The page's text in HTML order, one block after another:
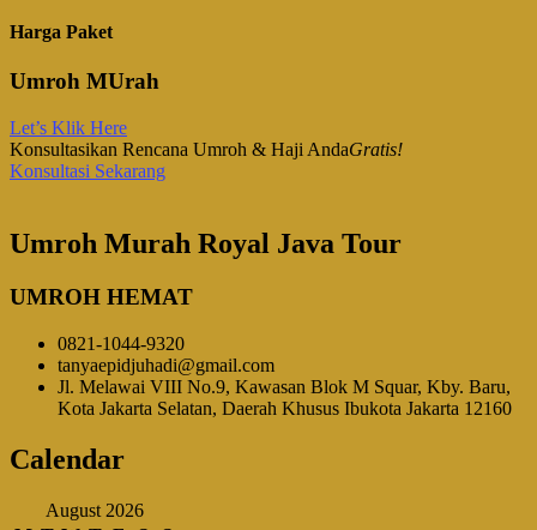
Harga Paket
Umroh MUrah
Let’s Klik Here
Konsultasikan Rencana Umroh & Haji AndaGratis!
Konsultasi Sekarang
Umroh Murah Royal Java Tour
UMROH HEMAT
0821-1044-9320
tanyaepidjuhadi@gmail.com
Jl. Melawai VIII No.9, Kawasan Blok M Squar, Kby. Baru,
Kota Jakarta Selatan, Daerah Khusus Ibukota Jakarta 12160
Calendar
August 2026